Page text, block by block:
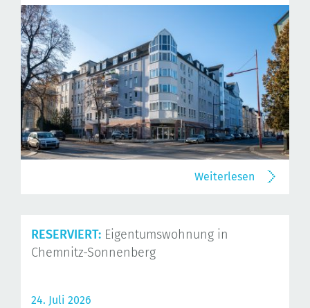
Weiterlesen
RESERVIERT: Eigentumswohnung in
Chemnitz-Sonnenberg
24. Juli 2026